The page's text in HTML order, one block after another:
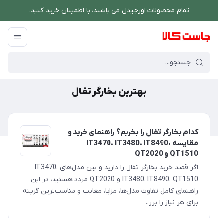
تمام محصولات اورجینال می باشند، با اطمینان خرید کنید.
فروشگاه اینترنتی جاست کالا
بهترین بخارگر تفال
کدام بخارگر تفال را بخریم؟ راهنمای خرید و
مقایسه IT3470، IT3480، IT8490،
QT1510 و QT2020
اگر قصد خرید بخارگر تفال را دارید و بین مدل‌های IT3470،
IT3480، IT8490، QT1510 و QT2020 مردد هستید، در این
راهنمای کامل تفاوت مدل‌ها، مزایا، معایب و مناسب‌ترین گزینه
برای هر نیاز را برر...